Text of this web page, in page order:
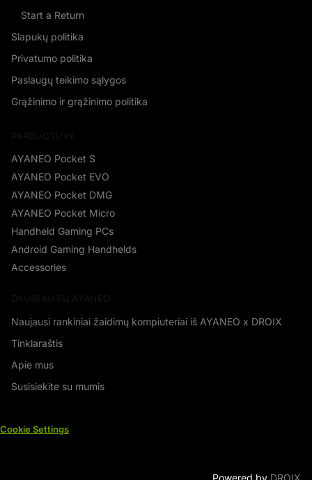
Start a Return
Slapukų politika
Privatumo politika
Paslaugų teikimo sąlygos
Grąžinimo ir grąžinimo politika
AYANEO Pocket S
AYANEO Pocket EVO
AYANEO Pocket DMG
AYANEO Pocket Micro
Handheld Gaming PCs
Android Gaming Handhelds
Accessories
Naujausi rankiniai žaidimų kompiuteriai iš AYANEO x DROIX
Tinklaraštis
Apie mus
Susisiekite su mumis
Cookie Settings
Powered by DROIX